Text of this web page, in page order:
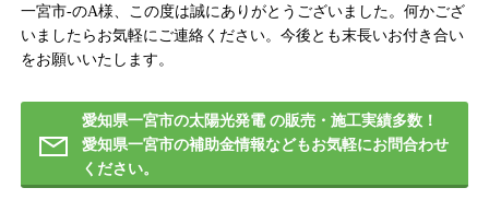
一宮市-のA様、この度は誠にありがとうございました。何かござ
いましたらお気軽にご連絡ください。今後とも末長いお付き合い
をお願いいたします。
愛知県一宮市の太陽光発電 の販売・施工実績多数！
愛知県一宮市の補助金情報などもお気軽にお問合わせ
ください。